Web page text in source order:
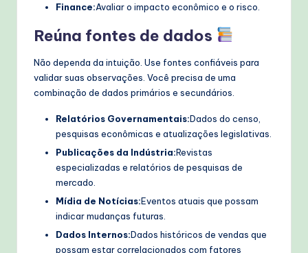
Finance:Avaliar o impacto econômico e o risco.
Reúna fontes de dados
Não dependa da intuição. Use fontes confiáveis para
validar suas observações. Você precisa de uma
combinação de dados primários e secundários.
Relatórios Governamentais:Dados do censo,
pesquisas econômicas e atualizações legislativas.
Publicações da Indústria:Revistas
especializadas e relatórios de pesquisas de
mercado.
Mídia de Notícias:Eventos atuais que possam
indicar mudanças futuras.
Dados Internos:Dados históricos de vendas que
possam estar correlacionados com fatores